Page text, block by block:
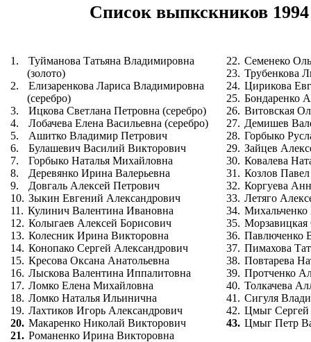
Список выпкскников 1994
1.
Туйманова Татьяна Владимировна
(золото)
2.
Елизаренкова Лариса Владимировна
(серебро)
3.
Ицкова Светлана Петровна (серебро)
4.
Лобачева Елена Васильевна (серебро)
5.
Ашитко Владимир Петрович
6.
Булашевич Василий Викторович
7.
Горбыко Наталья Михайловна
8.
Деревянко Ирина Валерьевна
9.
Довгаль Алексей Петрович
10. Зыкин Евгений Александрович
11. Кулинич Валентина Ивановна
12. Колыгаев Алексей Борисович
13. Колесник Ирина Викторовна
14. Конопако Сергей Александрович
15. Кресова Оксана Анатольевна
16. Лыскова Валентина Иппалитовна
17. Ломко Елена Михайловна
18. Ломко Наталья Ильинична
19. Лахтиков Игорь Александрович
20. Макаренко Николай Викторович
21. Романенко Ирина Викторовна
22. Семенеко
23. Трубенкова
24. Цирикова
25. Бондаренко
26. Витовская
27. Демишев
28. Горбыко
29. Зайцев
30. Ковалева
31. Козлов
32. Коргуева
33. Летяго
34. Михальченко
35. Морзавицкая
36. Павлюченко
37. Пимахова
38. Повтарева
39. Протченко
40. Толкачева
41. Сигуля
42. Цмыг Сергей
43. Цмыг Петр